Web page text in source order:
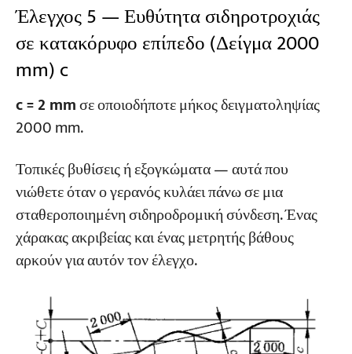
Έλεγχος 5 — Ευθύτητα σιδηροτροχιάς
σε κατακόρυφο επίπεδο (Δείγμα 2000
mm) c
c = 2 mmσε οποιοδήποτε μήκος δειγματοληψίας
2000 mm.
Τοπικές βυθίσεις ή εξογκώματα — αυτά που
νιώθετε όταν ο γερανός κυλάει πάνω σε μια
σταθεροποιημένη σιδηροδρομική σύνδεση. Ένας
χάρακας ακριβείας και ένας μετρητής βάθους
αρκούν για αυτόν τον έλεγχο.